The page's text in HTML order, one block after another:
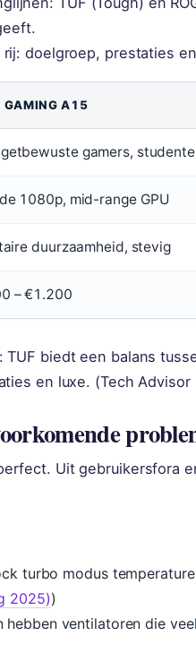
doelgroep, prestaties
GAMING A15
gamers,
1080p, mid-range GPU
duurzaamheid, stevig
– €1.200
biedt een balans
en luxe. (Tech
Uit gebruikersfora
turbo modus
2025))
hebben ventilatoren die